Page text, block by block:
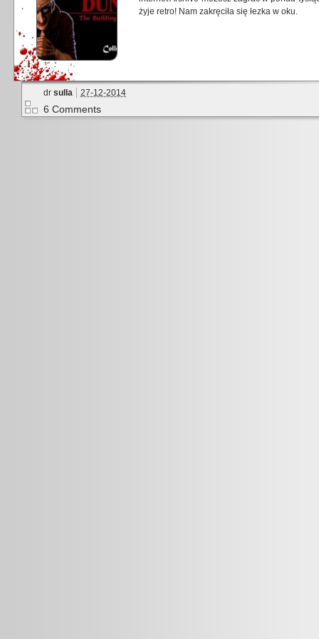
żyje retro! Nam zakręciła się łezka w oku.
dr sulla 27-12-2014
6 Comments